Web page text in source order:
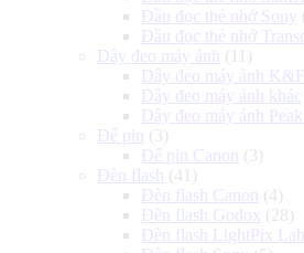
Đầu đọc thẻ nhớ Sony
Đầu đọc thẻ nhớ
Dây đeo máy ảnh
(11)
Dây đeo máy ảnh
Dây đeo máy ảnh khác
Dây đeo máy ảnh Peak
Đế pin
(3)
Đế pin Canon
(3)
Đèn flash
(41)
Đèn flash Canon
(4)
Đèn flash Godox (28)
Đèn flash LightPix